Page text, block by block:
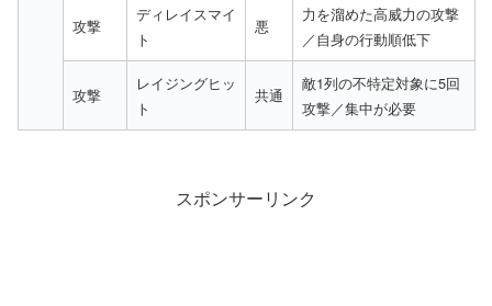
攻撃
ディレイスマイ
ト
悪
力を溜めた高威力の攻撃
／自身の行動順低下
攻撃
レイジングヒッ
ト
共通
敵1列の不特定対象に5回
攻撃／集中が必要
スポンサーリンク